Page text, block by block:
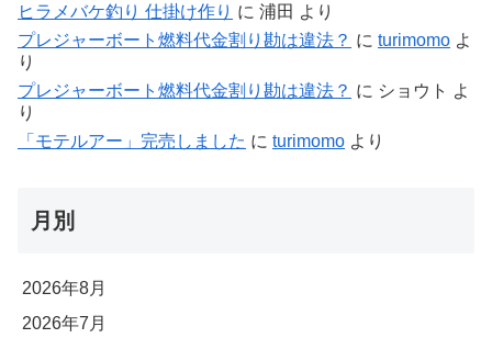
ヒラメバケ釣り 仕掛け作り に 浦田 より
プレジャーボート燃料代金割り勘は違法？ に turimomo よ
り
プレジャーボート燃料代金割り勘は違法？ に ショウト よ
り
「モテルアー」完売しました に turimomo より
月別
2026年8月
2026年7月